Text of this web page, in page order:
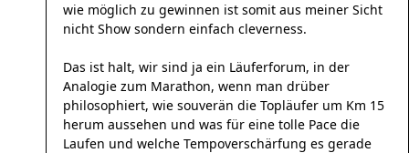
wie möglich zu gewinnen ist somit aus meiner Sicht
nicht Show sondern einfach cleverness.
Das ist halt, wir sind ja ein Läuferforum, in der
Analogie zum Marathon, wenn man drüber
philosophiert, wie souverän die Topläufer um Km 15
herum aussehen und was für eine tolle Pace die
Laufen und welche Tempoverschärfung es gerade